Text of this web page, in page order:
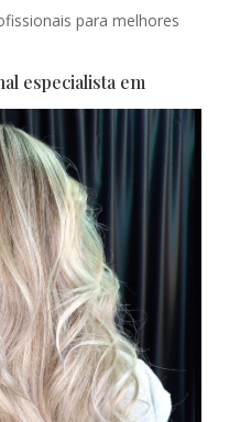
para melhores
especialista em